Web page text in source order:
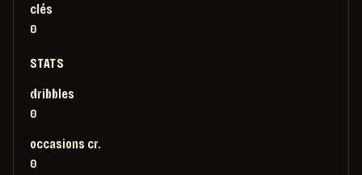
clés
0
STATS
dribbles
0
occasions cr.
0